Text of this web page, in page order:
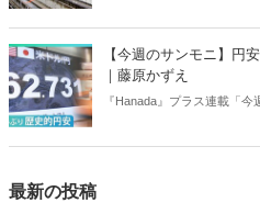
【今週のサンモニ】円
｜藤原かずえ
『Hanada』プラス連載「
最新の投稿